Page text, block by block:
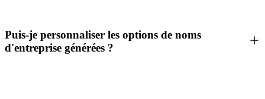
Puis-je personnaliser les options de noms
d'entreprise générées ?